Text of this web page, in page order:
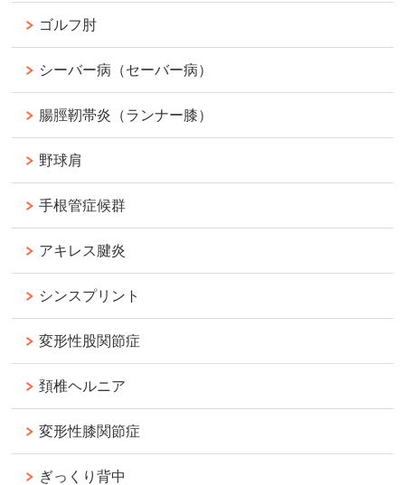
ゴルフ肘
シーバー病（セーバー病）
腸脛靭帯炎（ランナー膝）
野球肩
手根管症候群
アキレス腱炎
シンスプリント
変形性股関節症
頚椎ヘルニア
変形性膝関節症
ぎっくり背中